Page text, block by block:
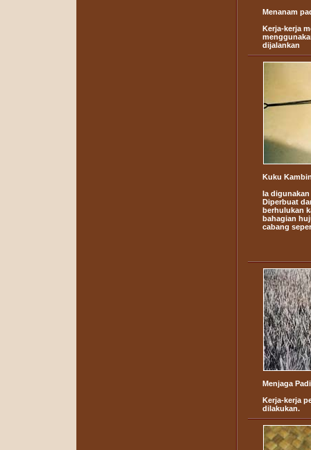
Menanam
Kerja-kerja
dijalankan
Kuku
Ia
Diperbuat
berhulukan
bahagian
cabang
Menjaga Padi
Kerja-kerja
dilakukan.